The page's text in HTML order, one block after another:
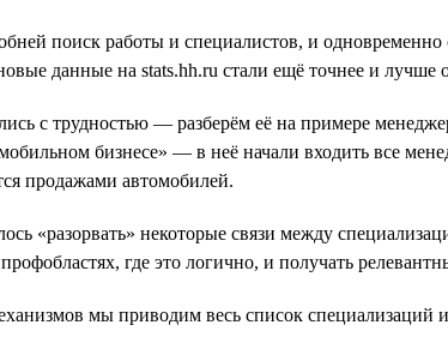
поиск работы и специалистов, и
данные на stats.hh.ru стали ещё точнее и лучше
с трудностью — разберём её на примере
бизнесе» — в неё начали входить все
продажами автомобилей.
«разорвать» некоторые связи между
где это логично, и получать
мы приводим весь список